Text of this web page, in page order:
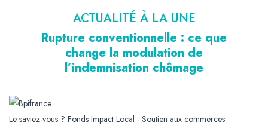
ACTUALITÉ À LA UNE
Rupture conventionnelle : ce que
change la modulation de
l’indemnisation chômage
Le saviez-vous ? Fonds Impact Local - Soutien aux commerces